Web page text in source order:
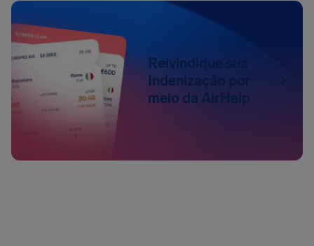
Reivindique sua
Indenização por
meio da AirHelp